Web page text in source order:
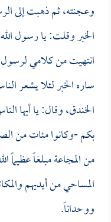
وعجنته، ثم ذهبت إلى
الخبر وقلت: يا رسول
انتهيت من كلامي
ساره الخبر لئلا يشعر
الخندق، وقال: يا أيها
بكم -وكانوا مئات من
من المجاعة مبلغاً عظيماً
المساحي من أيديهم
ووحداناً.